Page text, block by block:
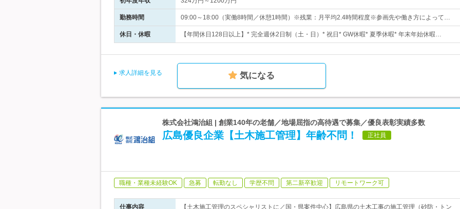
勤務時間 09:00～18:00（実働8時間／休憩1時間）※残業：月平均2.4時間程度※参画先や働き方によって…
休日・休暇 【年間休日128日以上】* 完全週休2日制（土・日）* 祝日* GW休暇* 夏季休暇* 年末年始休暇…
求人詳細を見る 気になる
株式会社鴻治組 | 創業140年の老舗／地場屈指の高待遇で募集／優良表彰実績多数
広島優良企業【土木施工管理】年齢不問！ 正社員
職種・業種未経験OK 急募 転勤なし 学歴不問 第二新卒歓迎 リモートワーク可
仕事内容 【土木施工管理のスペシャリストに／国・県案件中心】広島県の土木工事の施工管理（砂防・トン